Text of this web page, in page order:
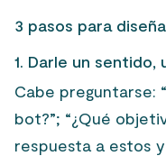
3 pasos para
1. Darle un sentido,
Cabe preguntarse:
bot?”; “¿Qué
respuesta a estos